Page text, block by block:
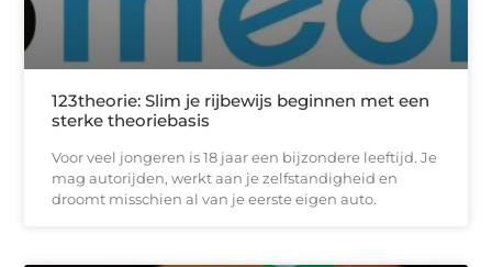
123theorie: Slim je rijbewijs beginnen met een
sterke theoriebasis
Voor veel jongeren is 18 jaar een bijzondere leeftijd. Je
mag autorijden, werkt aan je zelfstandigheid en
droomt misschien al van je eerste eigen auto.